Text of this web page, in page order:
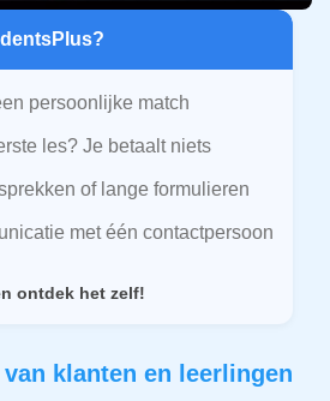
persoonlijke match
les? Je betaalt niets
of lange formulieren
met één contactpersoon
ontdek het zelf!
klanten en leerlingen